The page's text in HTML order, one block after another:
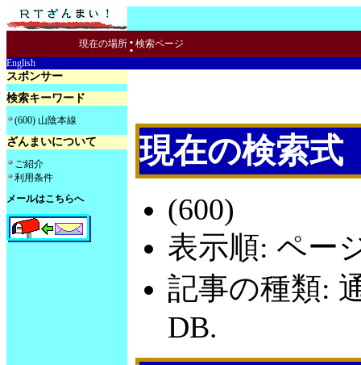
現在の場所 : 検索ページ
English
スポンサー
検索キーワード
(600) 山陰本線
ざんまいについて
ご紹介
利用条件
メールはこちらへ
現在の検索式
(600)
表示順: ペー
記事の種類:
DB.